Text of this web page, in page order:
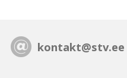
kontakt@stv.ee